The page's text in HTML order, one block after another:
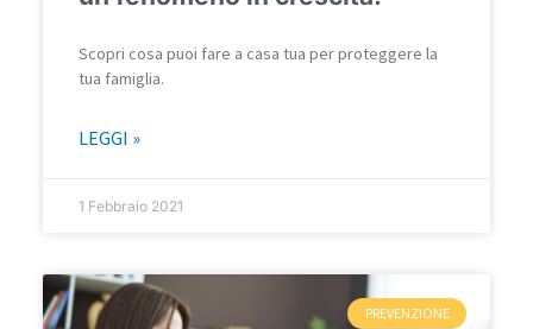
Scopri cosa puoi fare a casa tua per proteggere la
tua famiglia.
LEGGI »
1 Febbraio 2021
PREVENZIONE